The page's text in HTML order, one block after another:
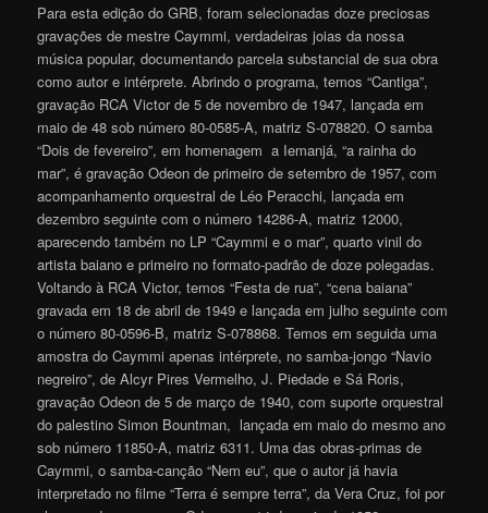
Para esta edição do GRB, foram selecionadas doze preciosas
gravações de mestre Caymmi, verdadeiras joias da nossa
música popular, documentando parcela substancial de sua obra
como autor e intérprete. Abrindo o programa, temos “Cantiga”,
gravação RCA Victor de 5 de novembro de 1947, lançada em
maio de 48 sob número 80-0585-A, matriz S-078820. O samba
“Dois de fevereiro”, em homenagem a Iemanjá, “a rainha do
mar”, é gravação Odeon de primeiro de setembro de 1957, com
acompanhamento orquestral de Léo Peracchi, lançada em
dezembro seguinte com o número 14286-A, matriz 12000,
aparecendo também no LP “Caymmi e o mar”, quarto vinil do
artista baiano e primeiro no formato-padrão de doze polegadas.
Voltando à RCA Victor, temos “Festa de rua”, “cena baiana”
gravada em 18 de abril de 1949 e lançada em julho seguinte com
o número 80-0596-B, matriz S-078868. Temos em seguida uma
amostra do Caymmi apenas intérprete, no samba-jongo “Navio
negreiro”, de Alcyr Pires Vermelho, J. Piedade e Sá Roris,
gravação Odeon de 5 de março de 1940, com suporte orquestral
do palestino Simon Bountman, lançada em maio do mesmo ano
sob número 11850-A, matriz 6311. Uma das obras-primas de
Caymmi, o samba-canção “Nem eu”, que o autor já havia
interpretado no filme “Terra é sempre terra”, da Vera Cruz, foi por